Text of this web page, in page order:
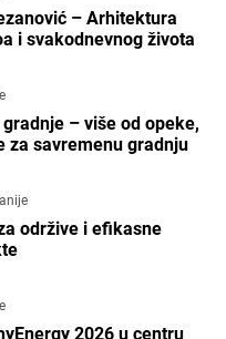
– Arhitektura
i svakodnevnog života
– više od opeke,
za savremenu gradnju
održive i efikasne
2026 u centru